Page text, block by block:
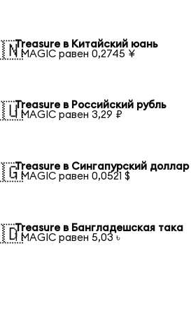
Treasure в Китайский юань
1 MAGIC равен 0,2745 ¥
Treasure в Российский рубль
1 MAGIC равен 3,29 ₽
Treasure в Сингапурский доллар
1 MAGIC равен 0,0521 $
Treasure в Бангладешская така
1 MAGIC равен 5,03 ৳